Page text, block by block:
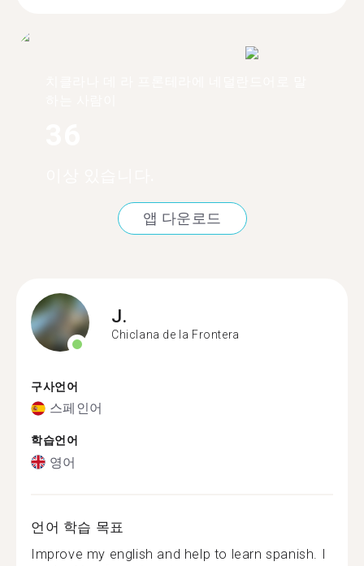
앱 다운로드
J.
Chiclana de la Frontera
구사언어
스페인어
학습언어
영어
언어 학습 목표
Improve my english and help to learn spanish. I